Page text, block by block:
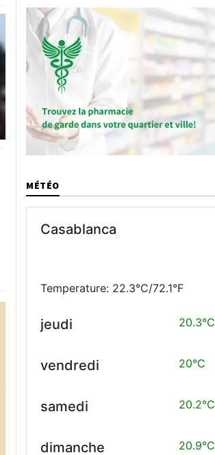
MÉTÉO
Casablanca
Temperature: 22.3°C/72.1°F
jeudi 20.3°C
vendredi 20°C
samedi 20.2°C
dimanche 20.9°C